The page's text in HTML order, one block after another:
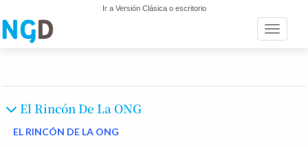
Ir a Versión Clásica o escritorio
Toggle
El Rincón De La ONG
EL RINCÓN DE LA ONG